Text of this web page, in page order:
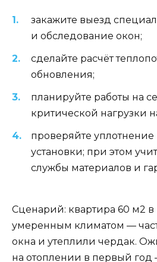
закажите выезд
и обследование окон;
сделайте расчёт
обновления;
планируйте работы на
критической нагрузки
проверяйте уплотнение
установки; при этом
службы материалов и
Сценарий: квартира 60 м2 в
умеренным климатом —
окна и утеплили чердак.
на отоплении в первый год